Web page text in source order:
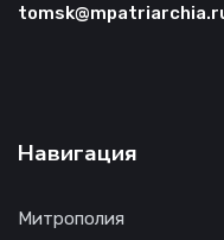
Навигация
Митрополия